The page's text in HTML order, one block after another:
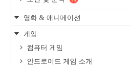
영화 & 애니메이션
게임
컴퓨터 게임
안드로이드 게임 소개